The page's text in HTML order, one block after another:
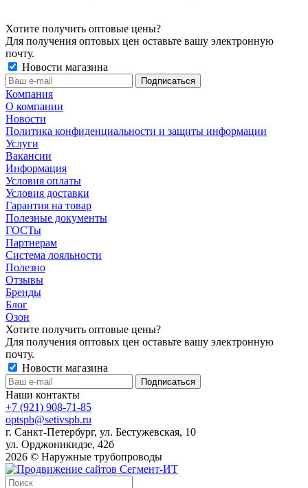
Хотите получить оптовые цены?
Для получения оптовых цен оставьте вашу электронную
почту.
Новости магазина
Компания
О компании
Новости
Политика конфиденциальности и защиты информации
Услуги
Вакансии
Информация
Условия оплаты
Условия доставки
Гарантия на товар
Полезные документы
ГОСТы
Партнерам
Система лояльности
Полезно
Отзывы
Бренды
Блог
Озон
Хотите получить оптовые цены?
Для получения оптовых цен оставьте вашу электронную
почту.
Новости магазина
Наши контакты
+7 (921) 908-71-85
optspb@setivspb.ru
г. Санкт-Петербург, ул. Бестужевская, 10
ул. Орджоникидзе, 42б
2026 © Наружные трубопроводы